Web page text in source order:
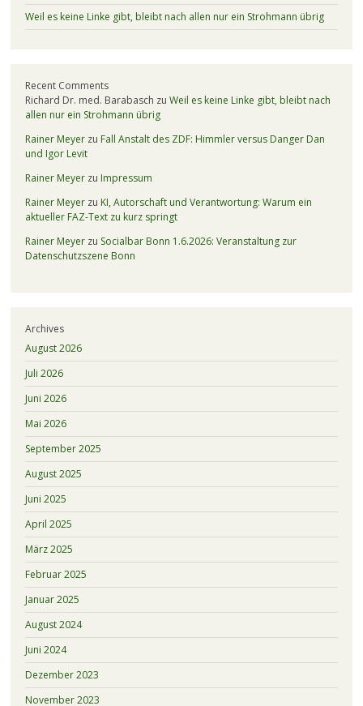
Weil es keine Linke gibt, bleibt nach allen nur ein Strohmann übrig
Recent Comments
Richard Dr. med. Barabasch zu Weil es keine Linke gibt, bleibt nach
allen nur ein Strohmann übrig
Rainer Meyerzu Fall Anstalt des ZDF: Himmler versus Danger Dan
und Igor Levit
Rainer Meyerzu Impressum
Rainer Meyerzu KI, Autorschaft und Verantwortung: Warum ein
aktueller FAZ-Text zu kurz springt
Rainer Meyerzu Socialbar Bonn 1.6.2026: Veranstaltung zur
Datenschutzszene Bonn
Archives
August 2026
Juli 2026
Juni 2026
Mai 2026
September 2025
August 2025
Juni 2025
April 2025
März 2025
Februar 2025
Januar 2025
August 2024
Juni 2024
Dezember 2023
November 2023